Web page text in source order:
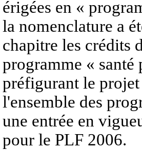
érigées en «
la nomenclature a
chapitre les crédits
programme «
préfigurant le
l'ensemble des
une entrée en
pour le PLF 2006.